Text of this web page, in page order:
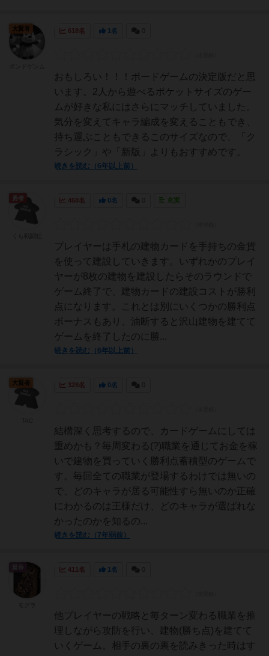
618名 1名
おもしろい！！！ボードゲームの決定版だと思
います。2人から遊べるポケットサイズのゲー
ムが好きな私にはさらにマッチしていました。
気分を変えてキャラ編成を変えることもでき、
持ち運ぶこともできるこのサイズなので、「ク
ラシック」や「新版」よりもおすすめです。
続きを読む（6年以上前）
大賢者
468名 0名 充実
プレイヤーは手札の建物カードを手持ちの金貨
を使って建設していきます。いずれかのプレイ
ヤーが8枚の建物を建設したらそのラウンドで
ゲーム終了で、建物カードの建設コストが勝利
点になります。これとは別にいくつかの勝利点
ボーナスもあり、油断すると沢山建物を建てて
ゲームを終了したのに勝...
続きを読む（6年以上前）
勇者
328名 0名
結構深く思考するので、カードゲームにしては
重めかも？毎周変わる(?)職業を通じてお金を稼
いで建物を買っていく勝利点蓄積型のゲームで
す。毎回全ての職業が登場するわけでは無いの
で、どのキャラが居る可能性すら無いのか正確
にわかるのは王様だけ、どのキャラが選ばれな
かったのかを知るの...
続きを読む（7年弱前）
大賢者
411名 1名
他プレイヤーの戦略と毎ターン変わる職業を推
理しながら攻防を行い、建物(勝ち点)を建てて
いくゲーム。相手の裏の裏を読みきった時はす
皇帝